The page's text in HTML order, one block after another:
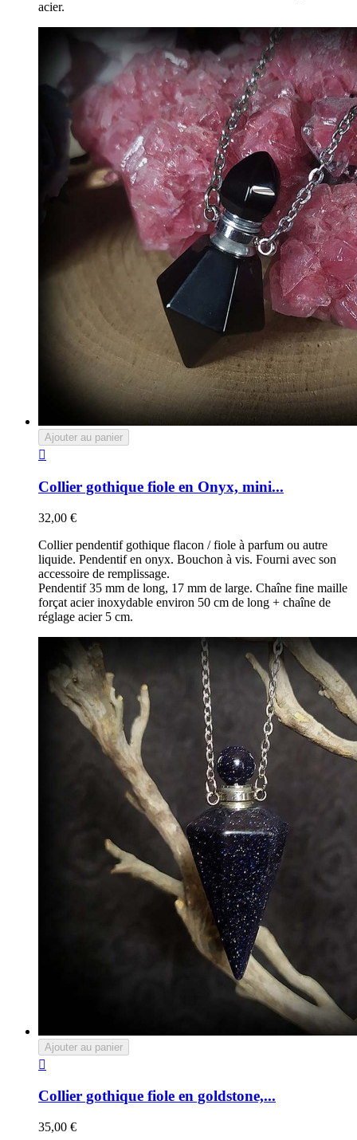
acier.
Ajouter au panier

Collier gothique fiole en Onyx, mini...
32,00 €
Collier pendentif gothique flacon / fiole à parfum ou autre
liquide. Pendentif en onyx. Bouchon à vis. Fourni avec son
accessoire de remplissage.
Pendentif 35 mm de long, 17 mm de large. Chaîne fine maille
forçat acier inoxydable environ 50 cm de long + chaîne de
réglage acier 5 cm.
Ajouter au panier

Collier gothique fiole en goldstone,...
35,00 €